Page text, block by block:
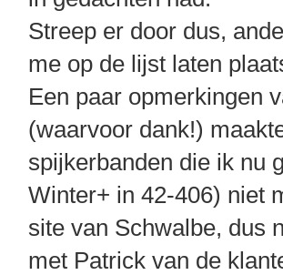
Streep er door dus,
me op de lijst laten
Een paar opmerkingen
(waarvoor dank!)
spijkerbanden die ik nu
Winter+ in 42-406) niet
site van Schwalbe, dus
met Patrick van de